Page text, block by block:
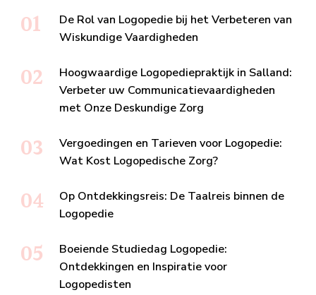
De Rol van Logopedie bij het Verbeteren van
Wiskundige Vaardigheden
Hoogwaardige Logopediepraktijk in Salland:
Verbeter uw Communicatievaardigheden
met Onze Deskundige Zorg
Vergoedingen en Tarieven voor Logopedie:
Wat Kost Logopedische Zorg?
Op Ontdekkingsreis: De Taalreis binnen de
Logopedie
Boeiende Studiedag Logopedie:
Ontdekkingen en Inspiratie voor
Logopedisten